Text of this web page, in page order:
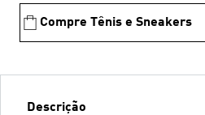
Compre Tênis e Sneakers
Descrição